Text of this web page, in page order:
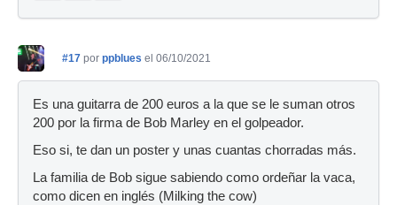
#17 por ppblues el 06/10/2021
Es una guitarra de 200 euros a la que se le suman otros
200 por la firma de Bob Marley en el golpeador.
Eso si, te dan un poster y unas cuantas chorradas más.
La familia de Bob sigue sabiendo como ordeñar la vaca,
como dicen en inglés (Milking the cow)